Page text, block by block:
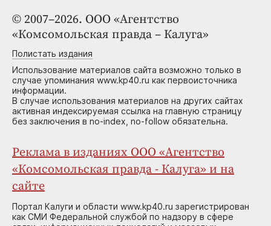
© 2007–2026. ООО «Агентство
«Комсомольская правда – Калуга»
Полистать издания
Использование материалов сайта возможно только в
случае упоминания www.kp40.ru как первоисточника
информации.
В случае использования материалов на других сайтах
активная индексируемая ссылка на главную страницу
без заключения в no-index, no-follow обязательна.
Реклама в изданиях ООО «Агентство
«Комсомольская правда - Калуга» и на
сайте
Портал Калуги и области www.kp40.ru зарегистрирован
как СМИ Федеральной службой по надзору в сфере